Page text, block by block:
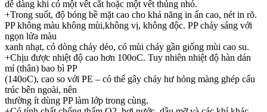
dễ dàng khi có một vết cắt hoặc một vết thủng nhỏ.
+Trong suốt, độ bóng bề mặt cao cho khả năng in ấn cao, nét in rõ.
PP không màu không mùi,không vị, không độc. PP cháy sáng với
ngọn lửa màu
xanh nhạt, có dòng chảy dẻo, có mùi cháy gần giống mùi cao su.
+Chịu được nhiệt độ cao hơn 100oC. Tuy nhiên nhiệt độ hàn dán
mí (thân) bao bì PP
(140oC), cao so với PE – có thể gây chảy hư hỏng màng ghép cấu
trúc bên ngoài, nên
thường ít dùng PP làm lớp trong cùng.